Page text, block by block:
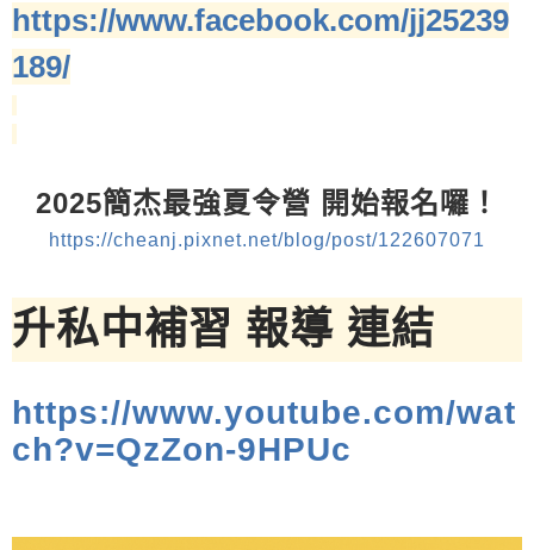
https://www.facebook.com/jj25239
189/
2025簡杰最強夏令營 開始報名囉！
https://cheanj.pixnet.net/blog/post/122607071
升私中補習 報導 連結
https://www.youtube.com/wat
ch?v=QzZon-9HPUc